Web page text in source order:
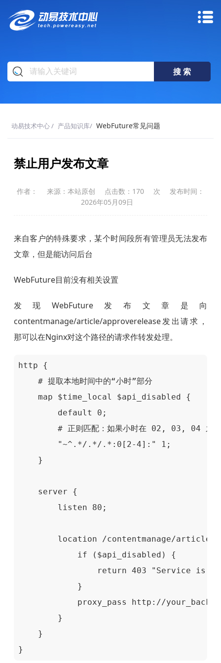
动易技术中心/ 产品知识库/ WebFuture常见问题
禁止用户发布文章
作者： 来源：本站原创 点击数： 170 次
发布时间：
2026年05月09日
来自客户的特殊要求，某个时间段所有管理员无法发布
文章，但是能访问后台
WebFuture目前没有相关设置
发现 WebFuture发布文章是向
contentmanage/article/approverelease发出请求，
那可以在Nginx对这个路径的请求作转发处理。
http {
# 提取本地时间中的“小时”部分
map $time_local $api_disabled {
default 0;
# 正则匹配：如果小时在 02, 03, 04 之
"~^.*/.*/.*:0[2-4]:" 1;
}
server {
listen 80;
location /contentmanage/article/
if ($api_disabled) {
return 403 "Service is
}
proxy_pass http://
}
}
}